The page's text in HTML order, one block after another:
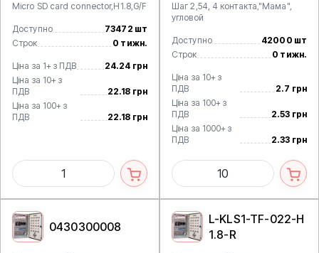
Micro SD card connector,H1.8,G/F
Доступно
73472 шт
Строк
0 тижн.
Ціна за 1+ з ПДВ
24.24 грн
Ціна за 10+ з
ПДВ
22.18 грн
Ціна за 100+ з
ПДВ
22.18 грн
Шаг 2,54, 4 контакта,"Мама",
угловой
Доступно
42000 шт
Строк
0 тижн.
Ціна за 10+ з
ПДВ
2.7 грн
Ціна за 100+ з
ПДВ
2.53 грн
Ціна за 1000+ з
ПДВ
2.33 грн
0430300008
L-KLS1-TF-022-H
1.8-R